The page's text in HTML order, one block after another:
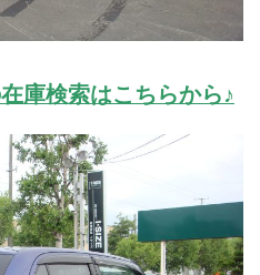
庫検索はこちらから♪